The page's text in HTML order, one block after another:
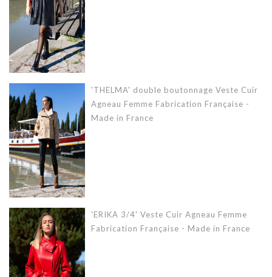
'THELMA' double boutonnage Veste Cuir
Agneau Femme Fabrication Française -
Made in France
'ERIKA 3/4' Veste Cuir Agneau Femme
Fabrication Française - Made in France